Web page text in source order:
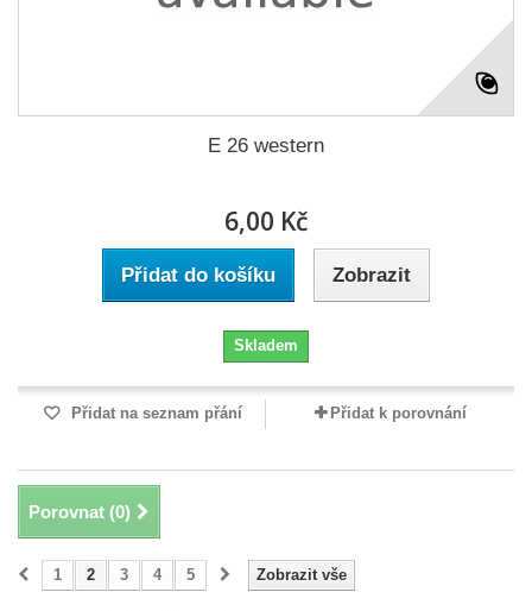
E 26 western
6,00 Kč
Přidat do košíku Zobrazit
Skladem
Přidat na seznam přání Přidat k porovnání
Porovnat (0)
Zobrazit vše
1 2 3 4 5